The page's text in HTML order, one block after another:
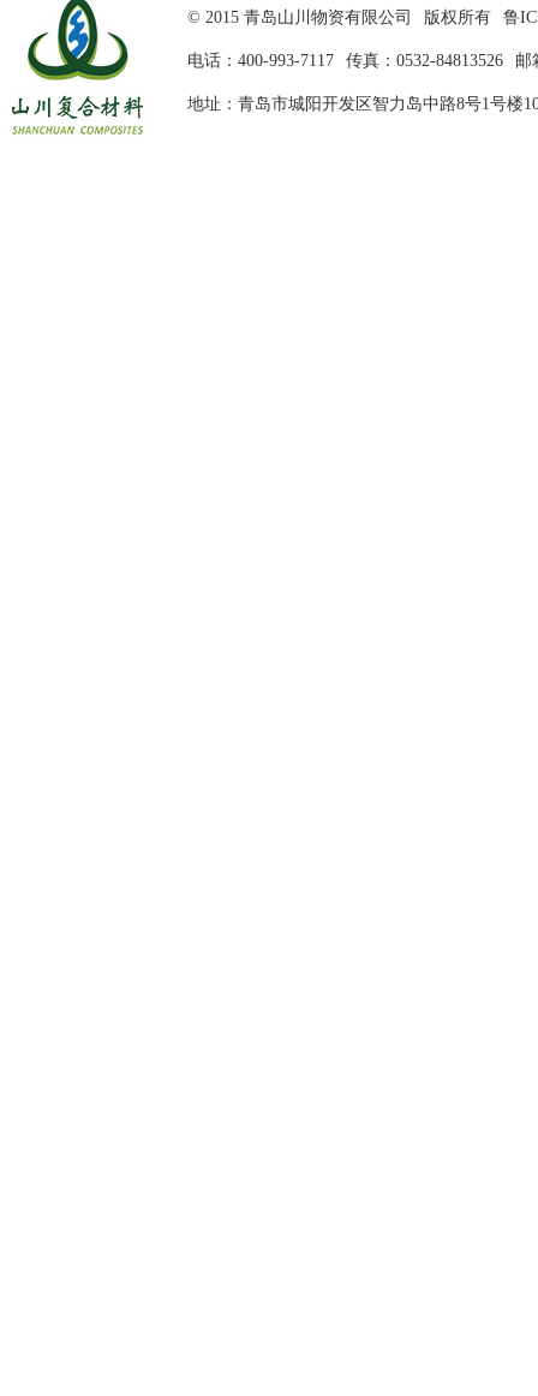
© 2015 青岛山川物资有限公司 版权所有 鲁
电话：400-993-7117 传真：0532-84813526 邮
地址：青岛市城阳开发区智力岛中路8号1号楼